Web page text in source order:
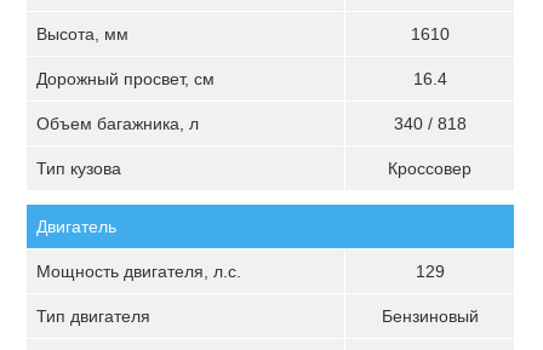
Высота, мм 1610
Дорожный просвет, см 16.4
Объем багажника, л 340 / 818
Тип кузова Кроссовер
Двигатель
Мощность двигателя, л.с. 129
Тип двигателя Бензиновый